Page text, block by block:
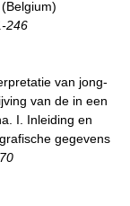
246
van jong-
van de in een
I. Inleiding en
gegevens